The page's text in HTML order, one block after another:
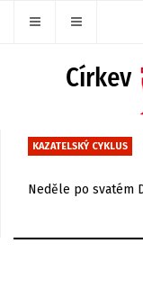
KAZATELSKÝ CYKLUS
Neděle po svatém